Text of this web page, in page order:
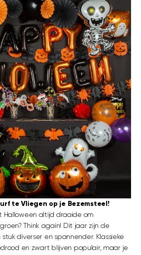
te Vliegen op je Bezemsteel!
Halloween altijd draaide om
Think again! Dit jaar zijn de
diverser en spannender. Klassieke
en zwart blijven populair, maar je